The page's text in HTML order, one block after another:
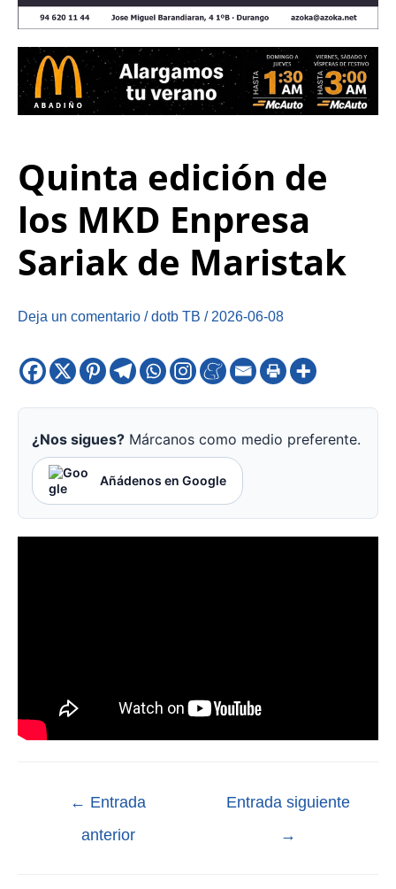
Quinta edición de
los MKD Enpresa
Sariak de Maristak
Deja un comentario /dotb TB / 2026-06-08
¿Nos sigues? Márcanos como medio preferente.
Añádenos en Google
← Entrada
anterior
Entrada siguiente
→